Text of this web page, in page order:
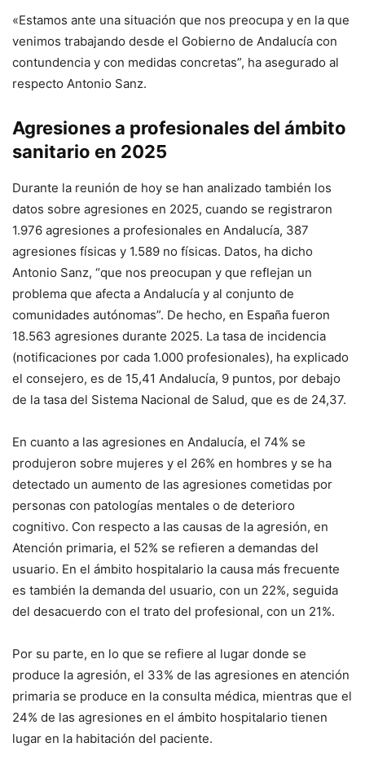
«Estamos ante una situación que nos preocupa y en la que
venimos trabajando desde el Gobierno de Andalucía con
contundencia y con medidas concretas”, ha asegurado al
respecto Antonio Sanz.
Agresiones a profesionales del ámbito
sanitario en 2025
Durante la reunión de hoy se han analizado también los
datos sobre agresiones en 2025, cuando se registraron
1.976 agresiones a profesionales en Andalucía, 387
agresiones físicas y 1.589 no físicas. Datos, ha dicho
Antonio Sanz, “que nos preocupan y que reflejan un
problema que afecta a Andalucía y al conjunto de
comunidades autónomas”. De hecho, en España fueron
18.563 agresiones durante 2025. La tasa de incidencia
(notificaciones por cada 1.000 profesionales), ha explicado
el consejero, es de 15,41 Andalucía, 9 puntos, por debajo
de la tasa del Sistema Nacional de Salud, que es de 24,37.
En cuanto a las agresiones en Andalucía, el 74% se
produjeron sobre mujeres y el 26% en hombres y se ha
detectado un aumento de las agresiones cometidas por
personas con patologías mentales o de deterioro
cognitivo. Con respecto a las causas de la agresión, en
Atención primaria, el 52% se refieren a demandas del
usuario. En el ámbito hospitalario la causa más frecuente
es también la demanda del usuario, con un 22%, seguida
del desacuerdo con el trato del profesional, con un 21%.
Por su parte, en lo que se refiere al lugar donde se
produce la agresión, el 33% de las agresiones en atención
primaria se produce en la consulta médica, mientras que el
24% de las agresiones en el ámbito hospitalario tienen
lugar en la habitación del paciente.